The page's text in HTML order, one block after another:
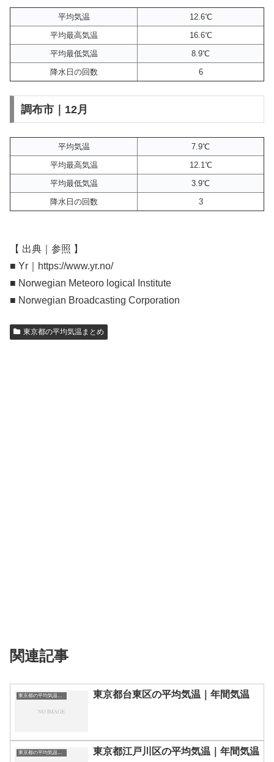
平均気温
12.6℃
平均最高気温
16.6℃
平均最低気温
8.9℃
降水日の回数
6
調布市｜12月
平均気温
7.9℃
平均最高気温
12.1℃
平均最低気温
3.9℃
降水日の回数
3
【 出典｜参照 】
■ Yr｜https://www.yr.no/
■ Norwegian Meteoro logical Institute
■ Norwegian Broadcasting Corporation
東京都の平均気温まとめ
関連記事
東京都の平均気温まとめ 東京都台東区の平均気温｜年間気温
東京都の平均気温まとめ 東京都江戸川区の平均気温｜年間気温